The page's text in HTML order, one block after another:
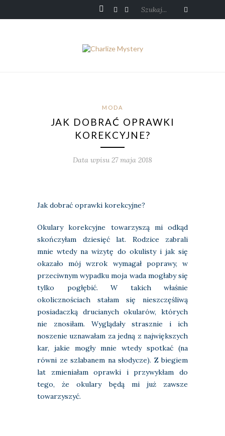
Szukaj...
MODA
JAK DOBRAĆ OPRAWKI
KOREKCYJNE?
Data wpisu 27 maja 2018
Jak dobrać oprawki korekcyjne?
Okulary korekcyjne towarzyszą mi odkąd
skończyłam dziesięć lat. Rodzice zabrali
mnie wtedy na wizytę do okulisty i jak się
okazało mój wzrok wymagał poprawy, w
przeciwnym wypadku moja wada mogłaby się
tylko pogłębić. W takich właśnie
okolicznościach stałam się nieszczęśliwą
posiadaczką drucianych okularów, których
nie znosiłam. Wyglądały strasznie i ich
noszenie uznawałam za jedną z największych
kar, jakie mogły mnie wtedy spotkać (na
równi ze szlabanem na słodycze). Z biegiem
lat zmieniałam oprawki i przywykłam do
tego, że okulary będą mi już zawsze
towarzyszyć.